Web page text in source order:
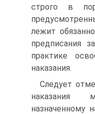
строго в
лежит
предписания
практике
наказания.
Следует
наказания
назначенному